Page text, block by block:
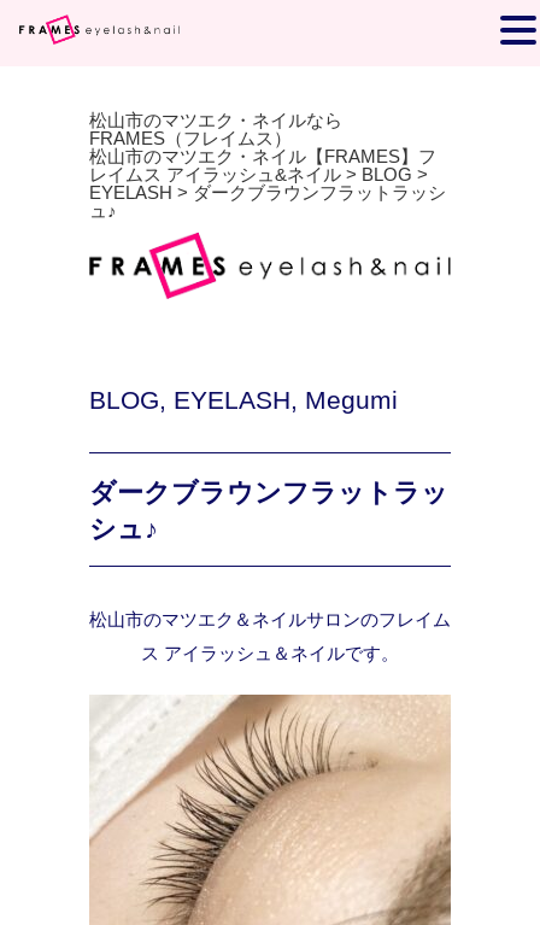
松山市のマツエク・ネイルなら
FRAMES（フレイムス）
松山市のマツエク・ネイル【FRAMES】フ
レイムス アイラッシュ&ネイル > BLOG >
EYELASH > ダークブラウンフラットラッシ
ュ♪
BLOG, EYELASH, Megumi
ダークブラウンフラットラッ
シュ♪
松山市のマツエク＆ネイルサロンのフレイム
ス アイラッシュ＆ネイルです。